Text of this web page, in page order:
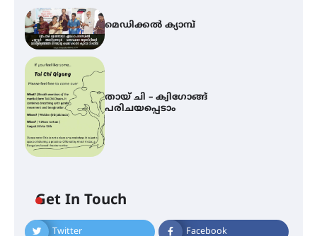
മെഡിക്കൽ ക്യാമ്പ്
തായ് ചി – ക്വിഗോങ്ങ്
പരിചയപ്പെടാം
Get In Touch
Twitter Facebook